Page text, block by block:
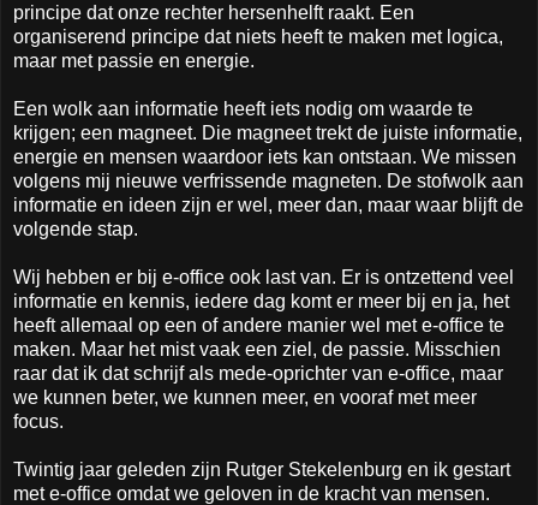
principe dat onze rechter hersenhelft raakt. Een
organiserend principe dat niets heeft te maken met logica,
maar met passie en energie.
Een wolk aan informatie heeft iets nodig om waarde te
krijgen; een magneet. Die magneet trekt de juiste informatie,
energie en mensen waardoor iets kan ontstaan. We missen
volgens mij nieuwe verfrissende magneten. De stofwolk aan
informatie en ideen zijn er wel, meer dan, maar waar blijft de
volgende stap.
Wij hebben er bij e-office ook last van. Er is ontzettend veel
informatie en kennis, iedere dag komt er meer bij en ja, het
heeft allemaal op een of andere manier wel met e-office te
maken. Maar het mist vaak een ziel, de passie. Misschien
raar dat ik dat schrijf als mede-oprichter van e-office, maar
we kunnen beter, we kunnen meer, en vooraf met meer
focus.
Twintig jaar geleden zijn Rutger Stekelenburg en ik gestart
met e-office omdat we geloven in de kracht van mensen.